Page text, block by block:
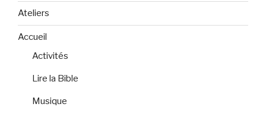
Ateliers
Accueil
Activités
Lire la Bible
Musique